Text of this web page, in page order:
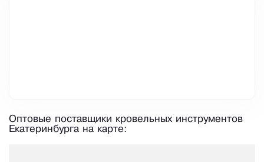
Оптовые поставщики кровельных инструментов
Екатеринбурга на карте: